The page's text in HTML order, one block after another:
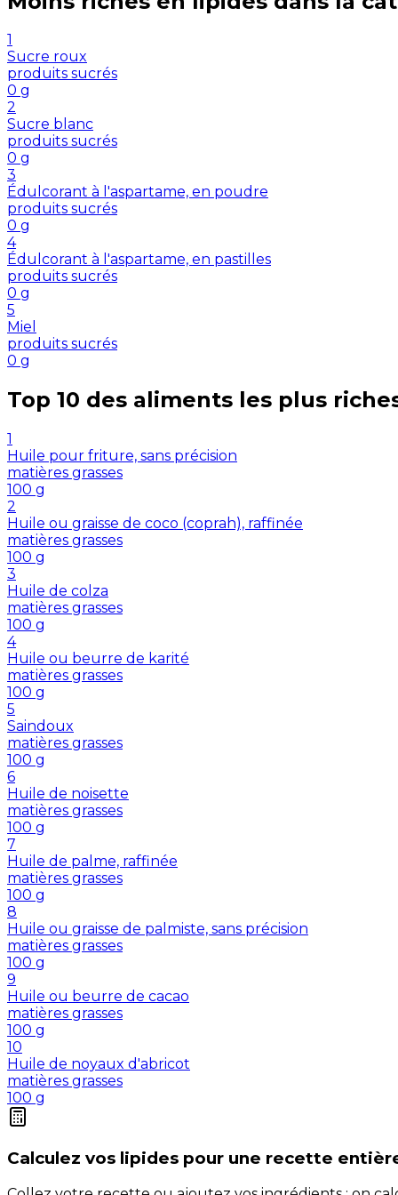
1
Sucre roux
produits sucrés
0 g
2
Sucre blanc
produits sucrés
0 g
3
Édulcorant à l'aspartame, en poudre
produits sucrés
0 g
4
Édulcorant à l'aspartame, en pastilles
produits sucrés
0 g
5
Miel
produits sucrés
0 g
Top 10 des aliments les plus
1
Huile pour friture, sans précision
matières grasses
100 g
2
Huile ou graisse de coco (coprah), raffinée
matières grasses
100 g
3
Huile de colza
matières grasses
100 g
4
Huile ou beurre de karité
matières grasses
100 g
5
Saindoux
matières grasses
100 g
6
Huile de noisette
matières grasses
100 g
7
Huile de palme, raffinée
matières grasses
100 g
8
Huile ou graisse de palmiste, sans précision
matières grasses
100 g
9
Huile ou beurre de cacao
matières grasses
100 g
10
Huile de noyaux d'abricot
matières grasses
100 g
Calculez vos lipides pour une recette